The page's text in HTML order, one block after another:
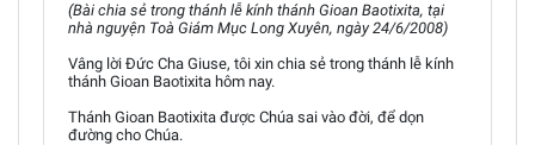
(Bài chia sẻ trong thánh lễ kính thánh Gioan Baotixita, tại
nhà nguyện Toà Giám Mục Long Xuyên, ngày 24/6/2008)
Vâng lời Đức Cha Giuse, tôi xin chia sẻ trong thánh lễ kính
thánh Gioan Baotixita hôm nay.
Thánh Gioan Baotixita được Chúa sai vào đời, để dọn
đường cho Chúa.